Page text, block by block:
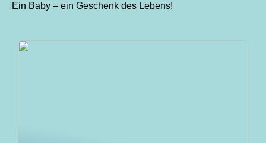
Ein Baby – ein Geschenk des Lebens!